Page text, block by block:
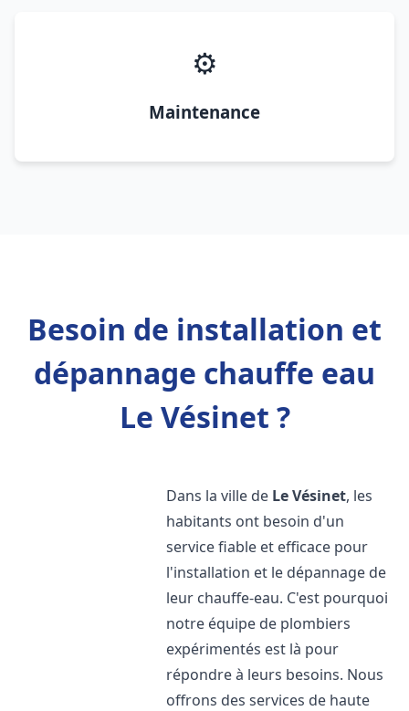
⚙️
Maintenance
Besoin de installation et
dépannage chauffe eau
Le Vésinet ?
Dans la ville de Le Vésinet, les
habitants ont besoin d'un
service fiable et efficace pour
l'installation et le dépannage de
leur chauffe-eau. C'est pourquoi
notre équipe de plombiers
expérimentés est là pour
répondre à leurs besoins. Nous
offrons des services de haute